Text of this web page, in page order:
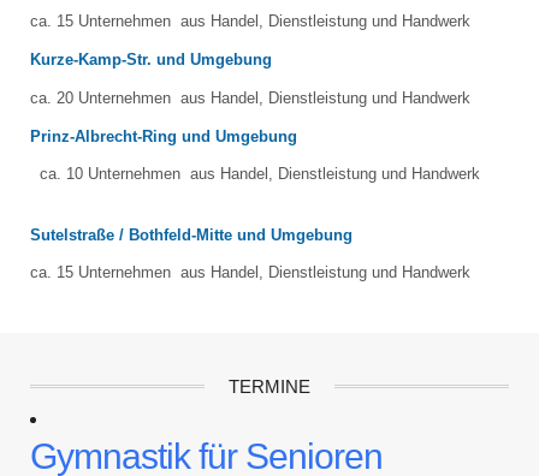
ca. 15 Unternehmen aus Handel, Dienstleistung und Handwerk
Kurze-Kamp-Str. und Umgebung
ca. 20 Unternehmen aus Handel, Dienstleistung und Handwerk
Prinz-Albrecht-Ring und Umgebung
ca. 10 Unternehmen aus Handel, Dienstleistung und Handwerk
Sutelstraße / Bothfeld-Mitte und Umgebung
ca. 15 Unternehmen aus Handel, Dienstleistung und Handwerk
TERMINE
Gymnastik für Senioren